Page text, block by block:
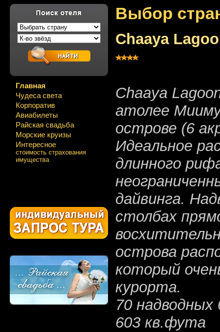
Главная
Чудеса света
Корпоратив
Авиабилеты
Райская свадьба
Морские круизы
Интересное
стоимость страхования
имущества
Выбор
Chaaya
Chaaya
атолее
острове (6
Идеальное
длинного
дайвинга.
столбах
острова
который
курорта.
70 надводных
603 кв.фута